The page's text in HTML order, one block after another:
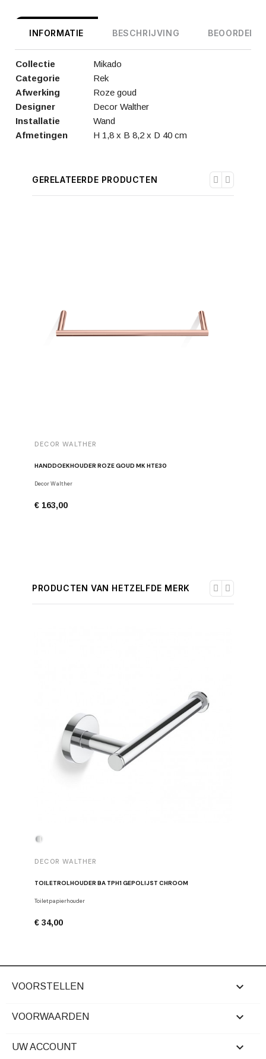
INFORMATIE BESCHRIJVING
Collectie
Mikado
Categorie
Rek
Afwerking
Roze goud
Designer
Decor Walther
Installatie
Wand
Afmetingen
H 1,8 x B 8,2 x D 40 cm
GERELATEERDE PRODUCTEN
DECOR WALTHER
HANDDOEKHOUDER ROZE GOUD MK HTE30
Decor Walther
€ 163,00
PRODUCTEN VAN HETZELFDE MERK
DECOR WALTHER
TOILETROLHOUDER BA TPH1 GEPOLIJST CHROOM
Toiletpapierhouder
€ 34,00
VOORSTELLEN 
VOORWAARDEN 
UW ACCOUNT 